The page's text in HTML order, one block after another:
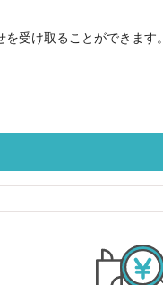
受け取ることができます。